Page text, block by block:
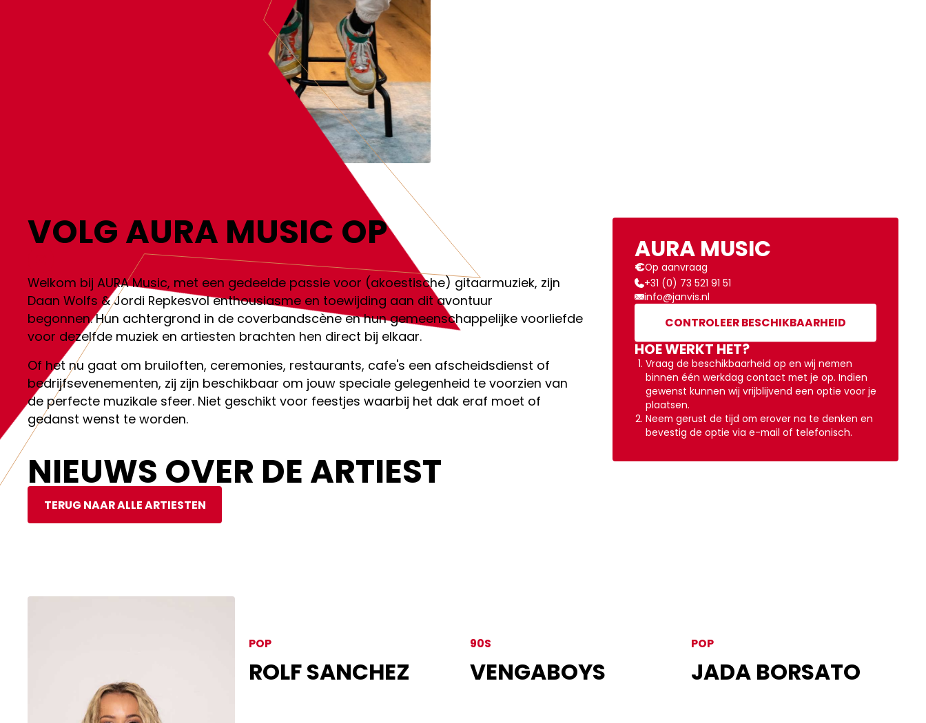
VOLG AURA MUSIC OP
Welkom bij AURA Music, met een gedeelde passie voor (akoestische) gitaarmuziek, zijn
Daan Wolfs & Jordi Repkesvol enthousiasme en toewijding aan dit avontuur
begonnen. Hun achtergrond in de coverbandscène en hun gemeenschappelijke voorliefde
voor dezelfde muziek en artiesten brachten hen direct bij elkaar.
Of het nu gaat om bruiloften, ceremonies, restaurants, cafe's een afscheidsdienst of
bedrijfsevenementen, zij zijn beschikbaar om jouw speciale gelegenheid te voorzien van
de perfecte muzikale sfeer. Niet geschikt voor feestjes waarbij het dak eraf moet of
gedanst wenst te worden.
NIEUWS OVER DE ARTIEST
TERUG NAAR ALLE ARTIESTEN
AURA MUSIC
€Op aanvraag
+31 (0) 73 521 91 51
info@janvis.nl
CONTROLEER BESCHIKBAARHEID
HOE WERKT HET?
Vraag de beschikbaarheid op en wij nemen
binnen één werkdag contact met je op. Indien
gewenst kunnen wij vrijblijvend een optie voor je
plaatsen.
Neem gerust de tijd om erover na te denken en
bevestig de optie via e-mail of telefonisch.
ROLF SANCHEZ
POP
VENGABOYS
90S
JADA BORSATO
POP